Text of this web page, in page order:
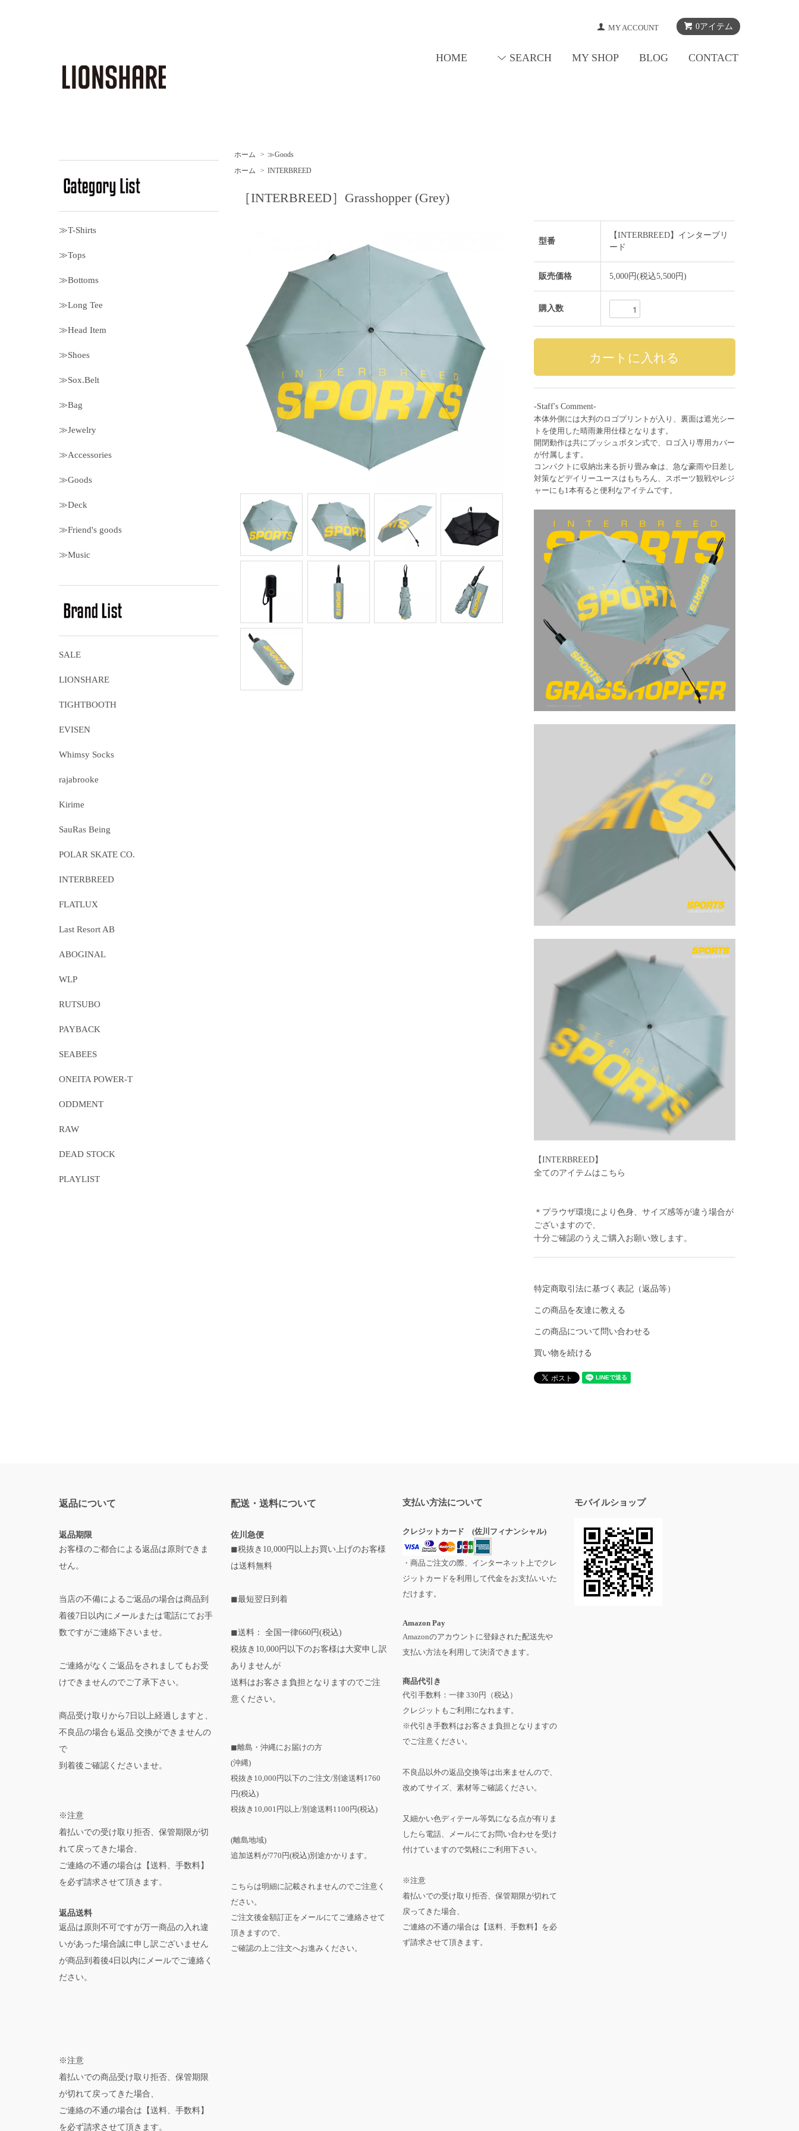
0アイテム
MY ACCOUNT
HOME SEARCH MY SHOP BLOG CONTACT
ホーム > ≫Goods
ホーム
> INTERBREED
［INTERBREED］Grasshopper (Grey)
型番
【INTERBREED】インターブリ
ード
販売価格 5,000円(税込5,500円)
購入数
-Staff's Comment-
本体外側には大判のロゴプリントが入り、裏面は遮光シー
トを使用した晴雨兼用仕様となります。
開閉動作は共にプッシュボタン式で、ロゴ入り専用カバー
が付属します。
コンパクトに収納出来る折り畳み傘は、急な豪雨や日差し
対策などデイリーユースはもちろん、スポーツ観戦やレジ
ャーにも1本有ると便利なアイテムです。
【INTERBREED】
全てのアイテムはこちら
＊プラウザ環境により色身、サイズ感等が違う場合が
ございますので、
十分ご確認のうえご購入お願い致します。
特定商取引法に基づく表記（返品等）
この商品を友達に教える
この商品について問い合わせる
買い物を続ける
≫T-Shirts
≫Tops
≫Bottoms
≫Long Tee
≫Head Item
≫Shoes
≫Sox.Belt
≫Bag
≫Jewelry
≫Accessories
≫Goods
≫Deck
≫Friend's goods
≫Music
SALE
LIONSHARE
TIGHTBOOTH
EVISEN
Whimsy Socks
rajabrooke
Kirime
SauRas Being
POLAR SKATE CO.
INTERBREED
FLATLUX
Last Resort AB
ABOGINAL
WLP
RUTSUBO
PAYBACK
SEABEES
ONEITA POWER-T
ODDMENT
RAW
DEAD STOCK
PLAYLIST
返品について
返品期限
お客様のご都合による返品は原則できま
せん。
当店の不備によるご返品の場合は商品到
着後7日以内にメールまたは電話にてお手
数ですがご連絡下さいませ。
ご連絡がなくご返品をされましてもお受
けできませんのでご了承下さい。
商品受け取りから7日以上経過しますと、
不良品の場合も返品.交換ができませんの
で
到着後ご確認くださいませ。
※注意
着払いでの受け取り拒否、保管期限が切
れて戻ってきた場合、
ご連絡の不通の場合は【送料、手数料】
を必ず請求させて頂きます。
返品送料
返品は原則不可ですが万一商品の入れ違
いがあった場合誠に申し訳ございません
が商品到着後4日以内にメールでご連絡く
ださい。
※注意
着払いでの商品受け取り拒否、保管期限
が切れて戻ってきた場合、
ご連絡の不通の場合は【送料、手数料】
を必ず請求させて頂きます。
配送・送料について
佐川急便
◼税抜き10,000円以上お買い上げのお客様
は送料無料
◼最短翌日到着
◼送料： 全国一律660円(税込)
税抜き10,000円以下のお客様は大変申し訳
ありませんが
送料はお客さま負担となりますのでご注
意ください。
◼離島・沖縄にお届けの方
(沖縄)
税抜き10,000円以下のご注文/別途送料1760
円(税込)
税抜き10,001円以上/別途送料1100円(税込)
(離島地域)
追加送料が770円(税込)別途かかります。
こちらは明細に記載されませんのでご注意く
ださい。
ご注文後金額訂正をメールにてご連絡させて
頂きますので、
ご確認の上ご注文へお進みください。
支払い方法について
クレジットカード (佐川フィナンシャル)
・商品ご注文の際、インターネット上でクレ
ジットカードを利用して代金をお支払いいた
だけます。
Amazon Pay
Amazonのアカウントに登録された配送先や
支払い方法を利用して決済できます。
商品代引き
代引手数料：一律 330円（税込）
クレジットもご利用になれます。
※代引き手数料はお客さま負担となりますの
でご注意ください。
不良品以外の返品交換等は出来ませんので、
改めてサイズ、素材等ご確認ください。
又細かい色ディテール等気になる点が有りま
したら電話、メールにてお問い合わせを受け
付けていますので気軽にご利用下さい。
※注意
着払いでの受け取り拒否、保管期限が切れて
戻ってきた場合、
ご連絡の不通の場合は【送料、手数料】を必
ず請求させて頂きます。
モバイルショップ